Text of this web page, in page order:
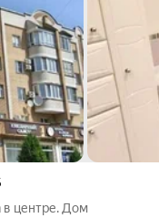
в центре. Дом